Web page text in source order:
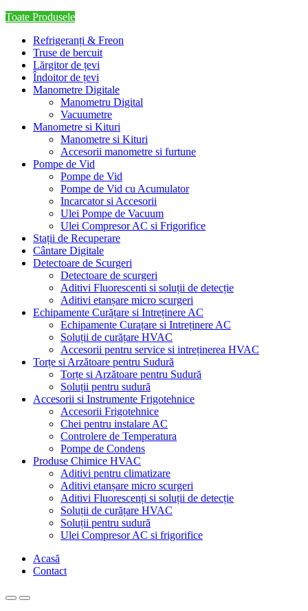
Toate Produsele
Refrigeranți & Freon
Truse de bercuit
Lărgitor de țevi
Îndoitor de țevi
Manometre Digitale
Manometru Digital
Vacuumetre
Manometre si Kituri
Manometre si Kituri
Accesorii manometre si furtune
Pompe de Vid
Pompe de Vid
Pompe de Vid cu Acumulator
Incarcator si Accesorii
Ulei Pompe de Vacuum
Ulei Compresor AC si Frigorifice
Stații de Recuperare
Cântare Digitale
Detectoare de Scurgeri
Detectoare de scurgeri
Aditivi Fluorescenti si soluții de detecție
Aditivi etanșare micro scurgeri
Echipamente Curățare si Intreținere AC
Echipamente Curațare si Intreținere AC
Soluții de curățare HVAC
Accesorii pentru service si intreținerea HVAC
Torțe si Arzătoare pentru Sudură
Torțe si Arzătoare pentru Sudură
Soluții pentru sudură
Accesorii si Instrumente Frigotehnice
Accesorii Frigotehnice
Chei pentru instalare AC
Controlere de Temperatura
Pompe de Condens
Produse Chimice HVAC
Aditivi pentru climatizare
Aditivi etanșare micro scurgeri
Aditivi Fluorescenți si soluții de detecție
Soluții de curățare HVAC
Soluții pentru sudură
Ulei Compresor AC si frigorifice
Acasă
Contact